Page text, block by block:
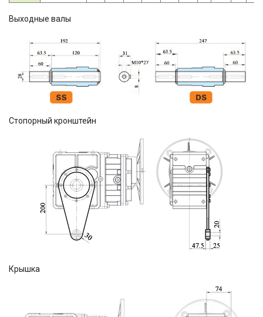
Выходные валы
Стопорный кронштейн
Крышка